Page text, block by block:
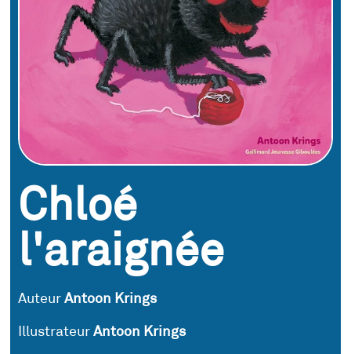
Chloé
l'araignée
AuteurAntoon Krings
IllustrateurAntoon Krings